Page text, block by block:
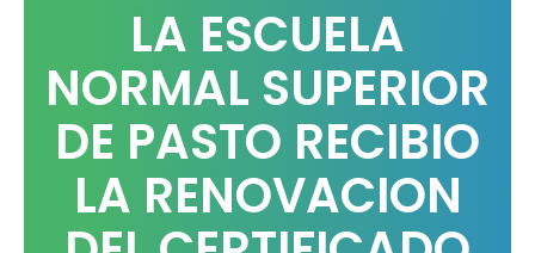
LA ESCUELA
NORMAL SUPERIOR
DE PASTO RECIBIO
LA RENOVACION